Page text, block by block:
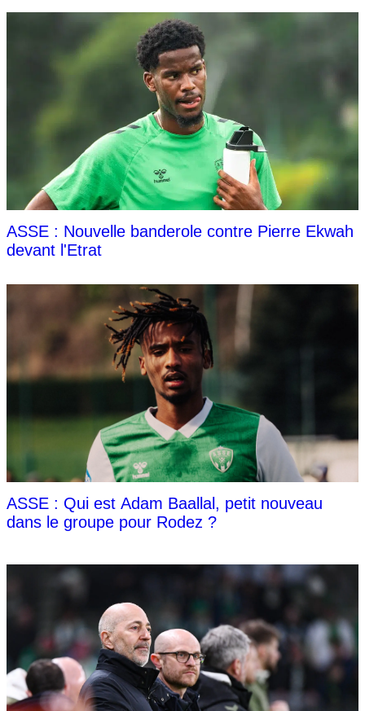
ASSE : Nouvelle banderole contre Pierre Ekwah
devant l'Etrat
ASSE : Qui est Adam Baallal, petit nouveau
dans le groupe pour Rodez ?